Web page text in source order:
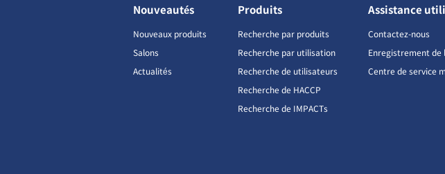
Nouveautés
Nouveaux produits
Salons
Actualités
Produits
Recherche par produits
Recherche par utilisation
Recherche de utilisateurs
Recherche de HACCP
Recherche de IMPACTs
Assistance
Contactez-nous
Enregistrement de
Centre de service